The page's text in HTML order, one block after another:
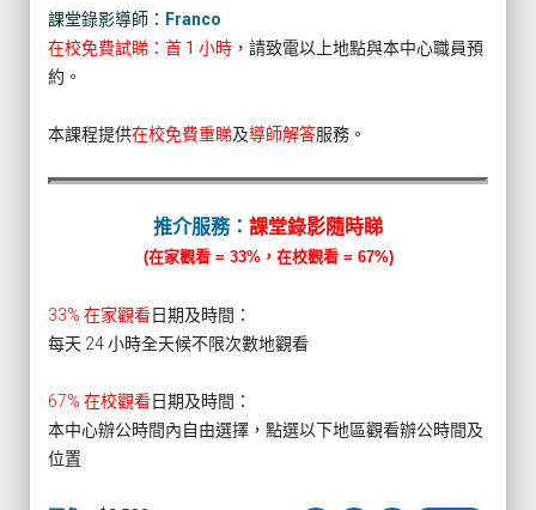
課堂錄影導師： Franco
在校免費試睇：首 1 小時 ，請致電以上地點與本中心職員預
約。
本課程提供在校免費重睇及導師解答服務。
推介服務： 課堂錄影隨時睇
(在家觀看 = 33%，在校觀看 = 67%)
33% 在家觀看日期及時間：
每天 24 小時全天候不限次數地觀看
67% 在校觀看日期及時間：
本中心辦公時間內自由選擇，點選以下地區觀看辦公時間及
位置